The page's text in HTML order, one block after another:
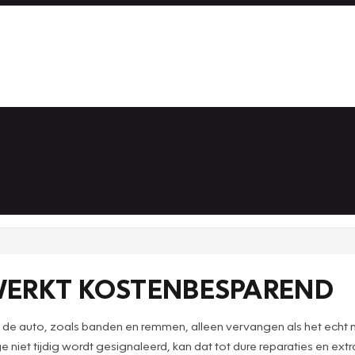
KOSTENBESPAREND
auto, zoals banden en remmen, alleen vervangen als het
niet tijdig wordt gesignaleerd, kan dat tot dure reparaties en